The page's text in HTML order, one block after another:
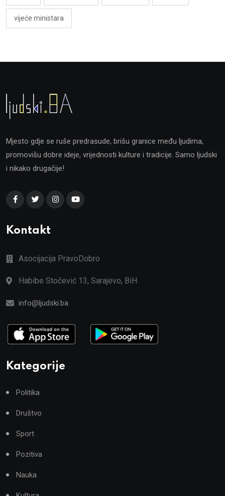
vijeće ministara
Mjesto gdje se ruše predrasude, brišu granice među ljudima,
promovišu dobre ideje, vrijednosti kulture i tradicije. Samo ljudski
i nikako drugačije!
Kontakt
Asocijacija PravoDobro
Habibe Stočević 13, Sarajevo, BiH
info@ljudski.ba
Kategorije
Politika
Društvo
Sport
Pozitiva
Nauka